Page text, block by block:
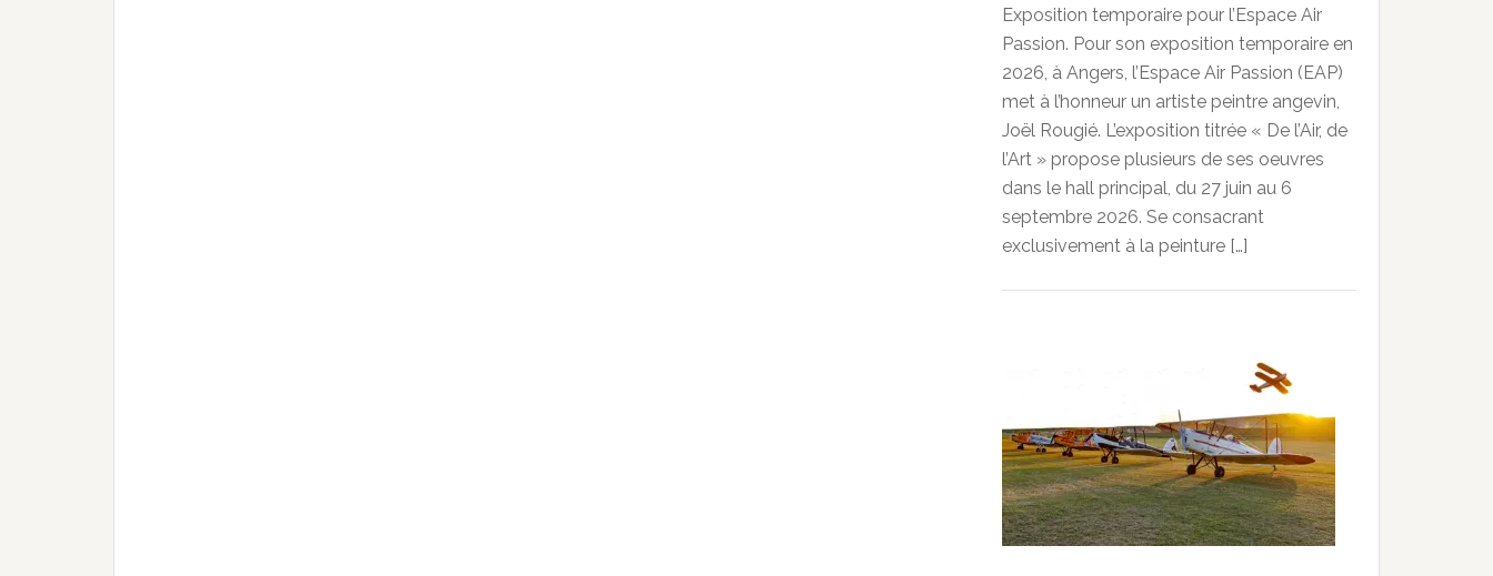
Exposition temporaire pour l’Espace Air
Passion. Pour son exposition temporaire en
2026, à Angers, l’Espace Air Passion (EAP)
met à l’honneur un artiste peintre angevin,
Joël Rougié. L’exposition titrée « De l’Air, de
l’Art » propose plusieurs de ses oeuvres
dans le hall principal, du 27 juin au 6
septembre 2026. Se consacrant
exclusivement à la peinture […]